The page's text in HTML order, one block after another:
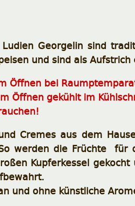
Georgelin sind
und sind als Aufstrich
Öffnen bei
Öffnen gekühlt im
Cremes aus dem
werden die Früchte für
Kupferkessel
und ohne künstliche